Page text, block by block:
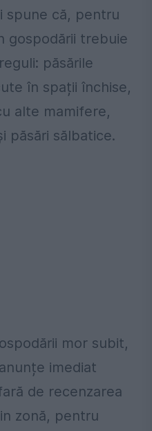
spune că, pentru
gospodării trebuie
păsările
în spații închise,
alte mamifere,
păsări sălbatice.
mor subit,
imediat
de recenzarea
zonă, pentru